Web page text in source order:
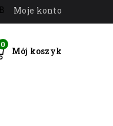
Moje konto
0
Mój koszyk